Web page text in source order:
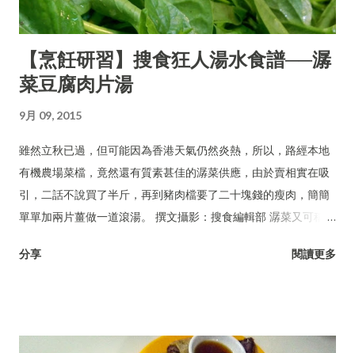
【烹飪研習】搜食狂人湯水食譜──潺
菜豆腐肉片湯
9月 09, 2015
雖然立秋已過，但可能因為香港天氣仍然炎熱，所以，路經本地
有機農場菜檔，竟然還有質素甚佳的潺菜供應，由於賣相實在吸
引，二話不說買了半斤，再到豬肉檔要了二十塊錢的瘦肉，簡簡
單單加兩片薑做一道滾湯。 撰文攝影：搜食編輯部 潺菜又可稱木
分享 閱讀更多